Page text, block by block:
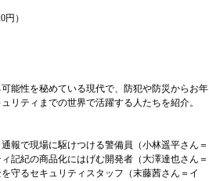
）
能性を秘めている現代で、防犯や防災からお年
リティまでの世界で活躍する人たちを紹介。
報で現場に駆けつける警備員（小林遥平さん＝
記紀の商品化にはげむ開発者（大澤達也さん＝
守るセキュリティスタッフ（末藤茜さん＝イ